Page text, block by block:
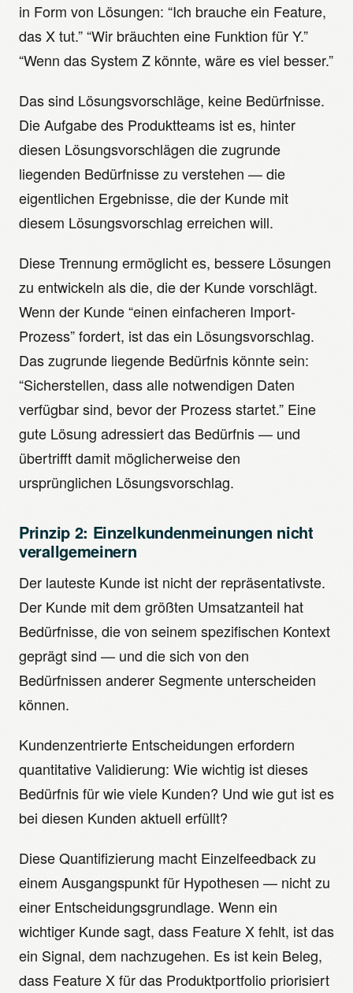
in Form von Lösungen: “Ich brauche ein Feature,
das X tut.” “Wir bräuchten eine Funktion für Y.”
“Wenn das System Z könnte, wäre es viel besser.”
Das sind Lösungsvorschläge, keine Bedürfnisse.
Die Aufgabe des Produktteams ist es, hinter
diesen Lösungsvorschlägen die zugrunde
liegenden Bedürfnisse zu verstehen — die
eigentlichen Ergebnisse, die der Kunde mit
diesem Lösungsvorschlag erreichen will.
Diese Trennung ermöglicht es, bessere Lösungen
zu entwickeln als die, die der Kunde vorschlägt.
Wenn der Kunde “einen einfacheren Import-
Prozess” fordert, ist das ein Lösungsvorschlag.
Das zugrunde liegende Bedürfnis könnte sein:
“Sicherstellen, dass alle notwendigen Daten
verfügbar sind, bevor der Prozess startet.” Eine
gute Lösung adressiert das Bedürfnis — und
übertrifft damit möglicherweise den
ursprünglichen Lösungsvorschlag.
Prinzip 2: Einzelkundenmeinungen nicht
verallgemeinern
Der lauteste Kunde ist nicht der repräsentativste.
Der Kunde mit dem größten Umsatzanteil hat
Bedürfnisse, die von seinem spezifischen Kontext
geprägt sind — und die sich von den
Bedürfnissen anderer Segmente unterscheiden
können.
Kundenzentrierte Entscheidungen erfordern
quantitative Validierung: Wie wichtig ist dieses
Bedürfnis für wie viele Kunden? Und wie gut ist es
bei diesen Kunden aktuell erfüllt?
Diese Quantifizierung macht Einzelfeedback zu
einem Ausgangspunkt für Hypothesen — nicht zu
einer Entscheidungsgrundlage. Wenn ein
wichtiger Kunde sagt, dass Feature X fehlt, ist das
ein Signal, dem nachzugehen. Es ist kein Beleg,
dass Feature X für das Produktportfolio priorisiert